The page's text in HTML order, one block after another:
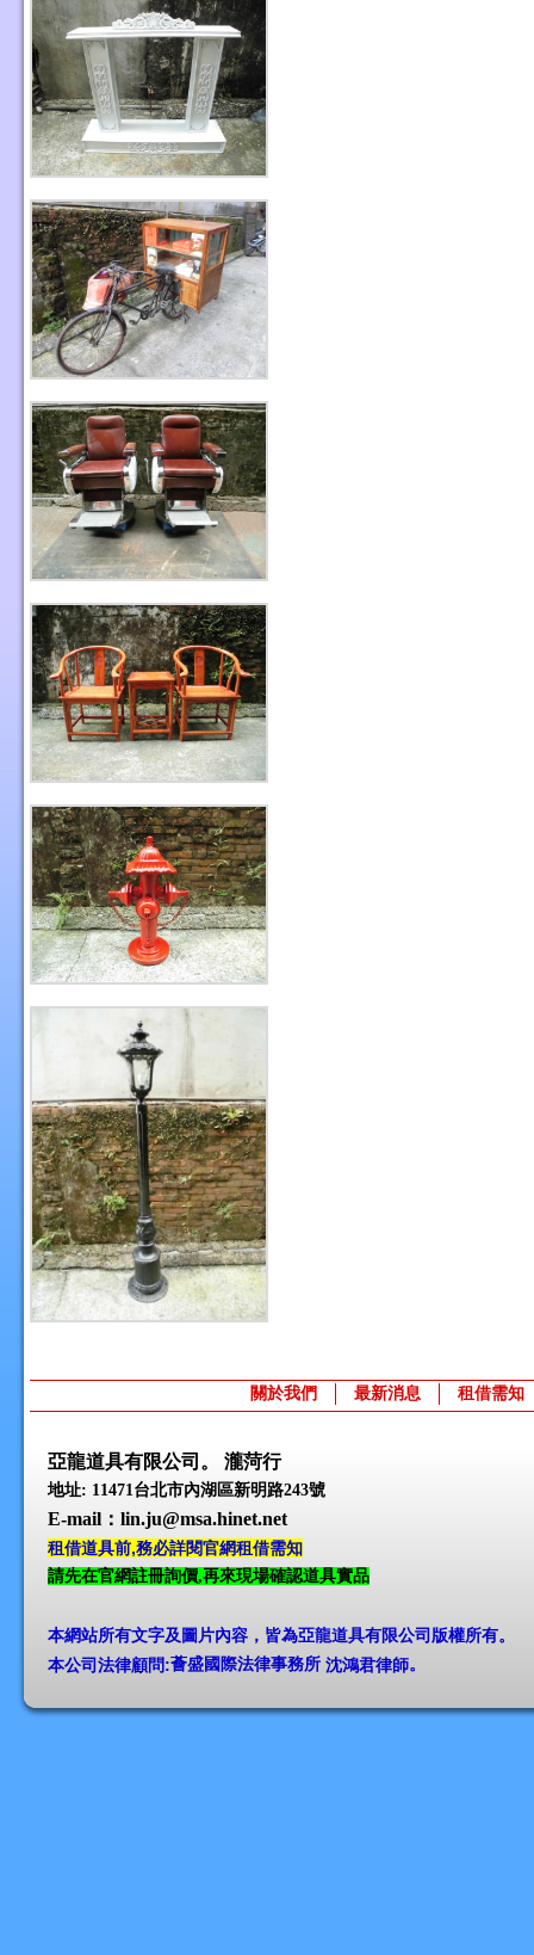
關於我們 最新消息 租借需知
亞龍道具有限公司。 瀧菏行
地址: 11471台北市內湖區新明路243號
E-mail ：lin.ju@msa.hinet.net
租借道具前,務必詳閱官網租借需知
請先在官網註冊詢價,再來現場確認道具實品
本網站所有文字及圖片內容，皆為亞龍道具有限公司版權所有。
本公司法律顧問:薈盛國際法律事務所 沈鴻君律師。